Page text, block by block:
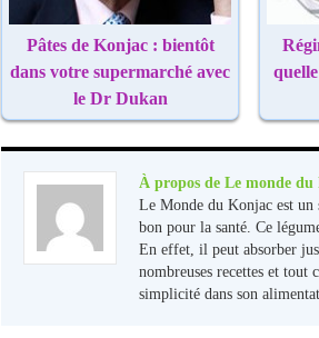
Pâtes de Konjac : bientôt
dans votre supermarché avec
le Dr Dukan
À propos de Le monde du
Le Monde du Konjac est un
bon pour la santé. Ce
En effet, il peut absorber
nombreuses recettes et
simplicité dans son